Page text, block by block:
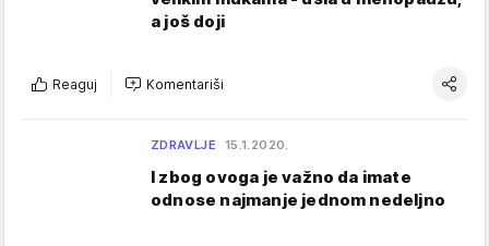
a još doji
Reaguj Komentariši
ZDRAVLJE 15.1.2020.
I zbog ovoga je važno da imate
odnose najmanje jednom nedeljno